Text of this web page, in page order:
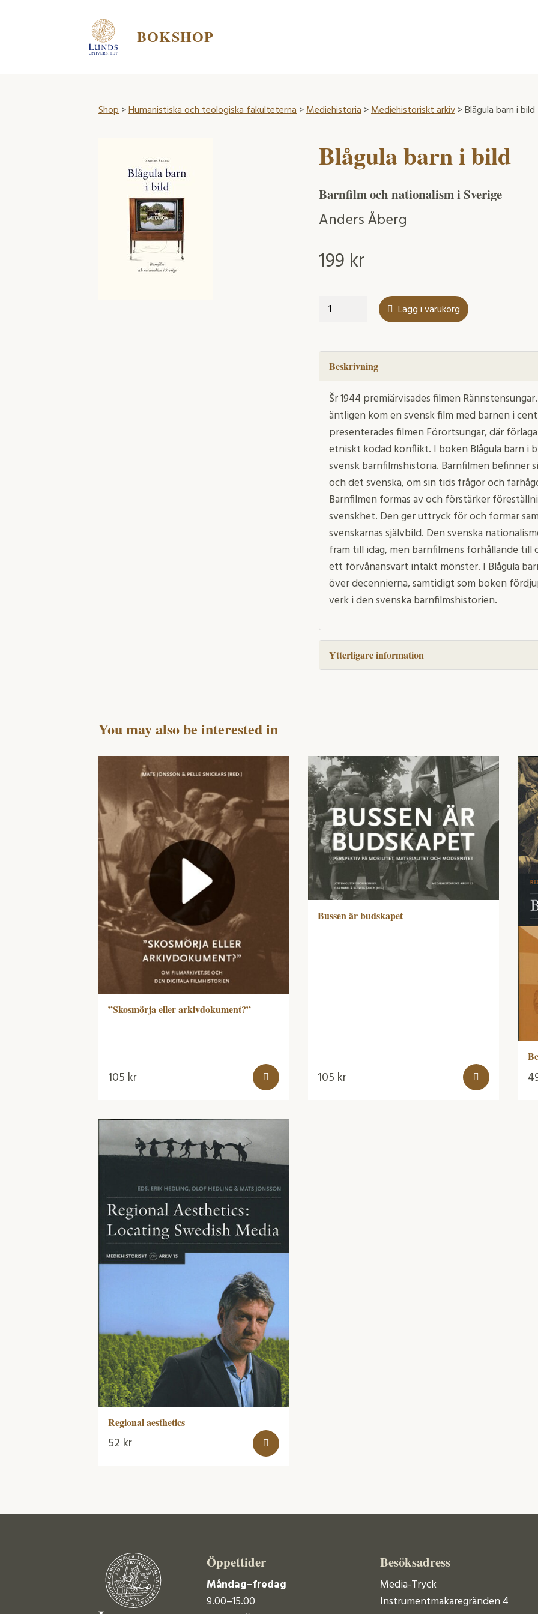
BOKSHOP
Shop>Humanistiska och teologiska fakulteterna>Mediehistoria>Mediehistoriskt arkiv> Blågula barn i bild
Blågula barn i bild
Barnfilm och nationalism i Sverige
Anders Åberg
199 kr
Blågula
bild
mängd
Lägg i varukorg
Beskrivning
Šr 1944 premiärvisades filmen
äntligen kom en svensk film med barnen i
presenterades filmen Förortsungar, där
etniskt kodad konflikt. I boken Blågula barn i
svensk barnfilmshistoria. Barnfilmen befinner
och det svenska, om sin tids frågor och
Barnfilmen formas av och förstärker
svenskhet. Den ger uttryck för och formar
svenskarnas självbild. Den svenska
fram till idag, men barnfilmens förhållande
ett förvånansvärt intakt mönster. I Blågula
över decennierna, samtidigt som boken
verk i den svenska barnfilmshistorien.
Ytterligare information
You may also be interested in
”Skosmörja eller arkivdokument?”
105 kr
Bussen är budskapet
105 kr
Regional aesthetics
52 kr
Öppettider
Måndag–fredag
9.00–15.00
Besöksadress
Media-Tryck
Instrumentmakaregränden 4